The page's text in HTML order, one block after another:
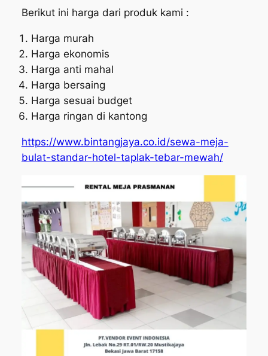
Berikut ini harga dari produk kami :
Harga murah
Harga ekonomis
Harga anti mahal
Harga bersaing
Harga sesuai budget
Harga ringan di kantong
https://www.bintangjaya.co.id/sewa-meja-
bulat-standar-hotel-taplak-tebar-mewah/